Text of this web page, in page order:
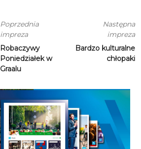
Poprzednia
impreza
Robaczywy
Poniedziałek w
Graalu
Następna
impreza
Bardzo kulturalne
chłopaki